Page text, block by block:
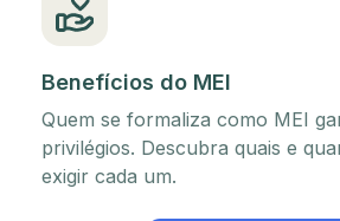
Benefícios do MEI
Quem se formaliza como MEI
privilégios. Descubra quais e
exigir cada um.